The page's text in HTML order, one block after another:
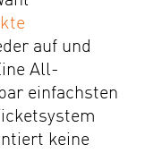
auf und
All-
einfachsten
keine